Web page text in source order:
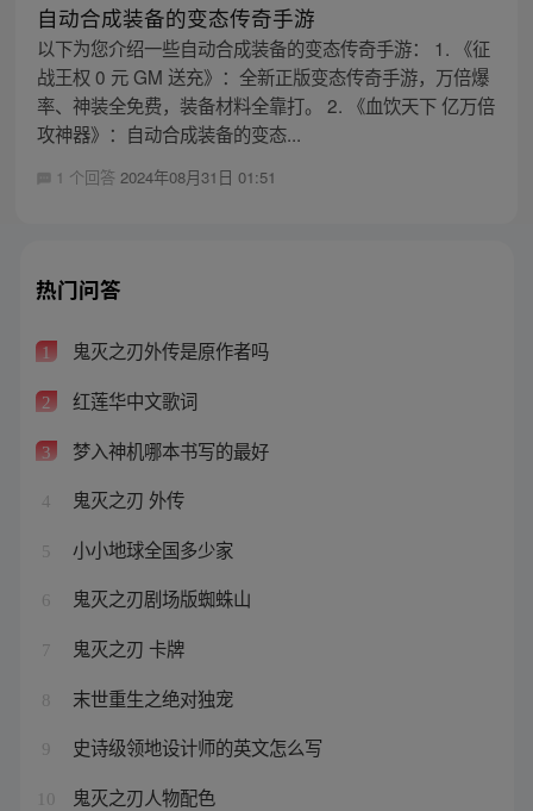
自动合成装备的变态传奇手游
以下为您介绍一些自动合成装备的变态传奇手游： 1. 《征
战王权 0 元 GM 送充》：全新正版变态传奇手游，万倍爆
率、神装全免费，装备材料全靠打。 2. 《血饮天下 亿万倍
攻神器》：自动合成装备的变态...
1 个回答 2024年08月31日 01:51
热门问答
1 鬼灭之刃外传是原作者吗
2 红莲华中文歌词
3 梦入神机哪本书写的最好
4 鬼灭之刃 外传
5 小小地球全国多少家
6 鬼灭之刃剧场版蜘蛛山
7 鬼灭之刃 卡牌
8 末世重生之绝对独宠
9 史诗级领地设计师的英文怎么写
10 鬼灭之刃人物配色